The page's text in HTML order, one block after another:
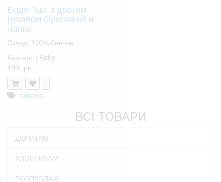
Бодік 1шт з довгим
рукавом бірюзовий в
лапки
Склад: 100% бавовн..
Картерс | Baby
190 грн
пижама
ВСІ ТОВАРИ
ДІВЧАТАМ
ХЛОПЧИКАМ
РОЗПРОДАЖ